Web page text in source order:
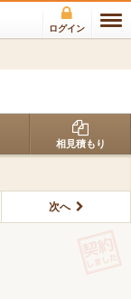
ログイン
相見積もり
次へ